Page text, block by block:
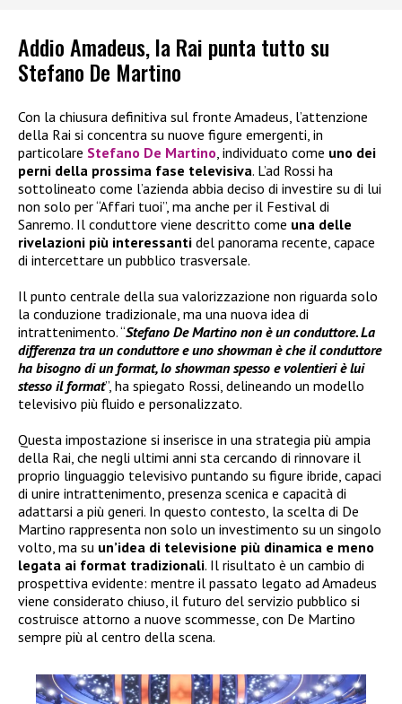
Addio Amadeus, la Rai punta tutto su
Stefano De Martino
Con la chiusura definitiva sul fronte Amadeus, l’attenzione
della Rai si concentra su nuove figure emergenti, in
particolare Stefano De Martino , individuato come uno dei
perni della prossima fase televisiva. L’ad Rossi ha
sottolineato come l’azienda abbia deciso di investire su di lui
non solo per “Affari tuoi”, ma anche per il Festival di
Sanremo. Il conduttore viene descritto come una delle
rivelazioni più interessanti del panorama recente, capace
di intercettare un pubblico trasversale.
Il punto centrale della sua valorizzazione non riguarda solo
la conduzione tradizionale, ma una nuova idea di
intrattenimento. “Stefano De Martino non è un conduttore. La
differenza tra un conduttore e uno showman è che il conduttore
ha bisogno di un format, lo showman spesso e volentieri è lui
stesso il format”, ha spiegato Rossi, delineando un modello
televisivo più fluido e personalizzato.
Questa impostazione si inserisce in una strategia più ampia
della Rai, che negli ultimi anni sta cercando di rinnovare il
proprio linguaggio televisivo puntando su figure ibride, capaci
di unire intrattenimento, presenza scenica e capacità di
adattarsi a più generi. In questo contesto, la scelta di De
Martino rappresenta non solo un investimento su un singolo
volto, ma su un’idea di televisione più dinamica e meno
legata ai format tradizionali. Il risultato è un cambio di
prospettiva evidente: mentre il passato legato ad Amadeus
viene considerato chiuso, il futuro del servizio pubblico si
costruisce attorno a nuove scommesse, con De Martino
sempre più al centro della scena.